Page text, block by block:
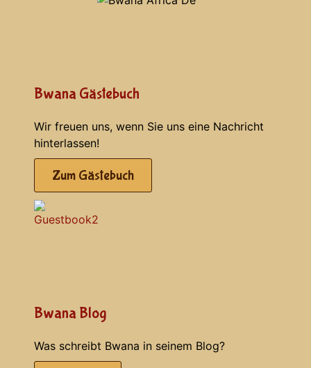
Bwana Gästebuch
Wir freuen uns, wenn Sie uns eine Nachricht
hinterlassen!
Zum Gästebuch
Bwana Blog
Was schreibt Bwana in seinem Blog?